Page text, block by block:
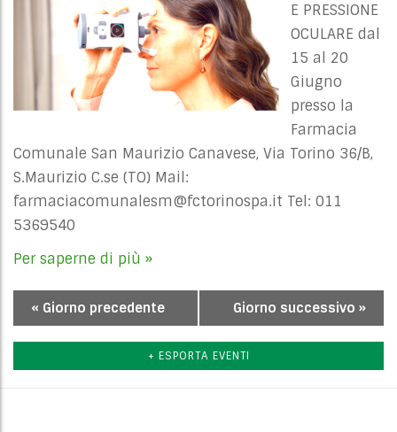
E PRESSIONE
OCULARE dal
15 al 20
Giugno
presso la
Farmacia
Comunale San Maurizio Canavese, Via Torino 36/B,
S.Maurizio C.se (TO) Mail:
farmaciacomunalesm@fctorinospa.it Tel: 011
5369540
Per saperne di più »
Navigazione
per
giorno
« Giorno precedente Giorno successivo »
+ ESPORTA EVENTI